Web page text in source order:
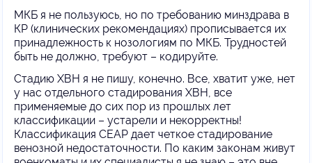
МКБ я не пользуюсь, но по требованию минздрава в
КР (клинических рекомендациях) прописывается их
принадлежность к нозологиям по МКБ. Трудностей
быть не должно, требуют – кодируйте.
Стадию ХВН я не пишу, конечно. Все, хватит уже, нет
у нас отдельного стадирования ХВН, все
применяемые до сих пор из прошлых лет
классификации – устарели и некорректны!
Классификация CEAP дает четкое стадирование
венозной недостаточности. По каким законам живут